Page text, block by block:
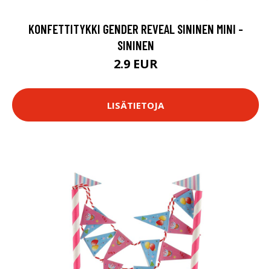
KONFETTITYKKI GENDER REVEAL SININEN MINI -
SININEN
2.9 EUR
LISÄTIETOJA